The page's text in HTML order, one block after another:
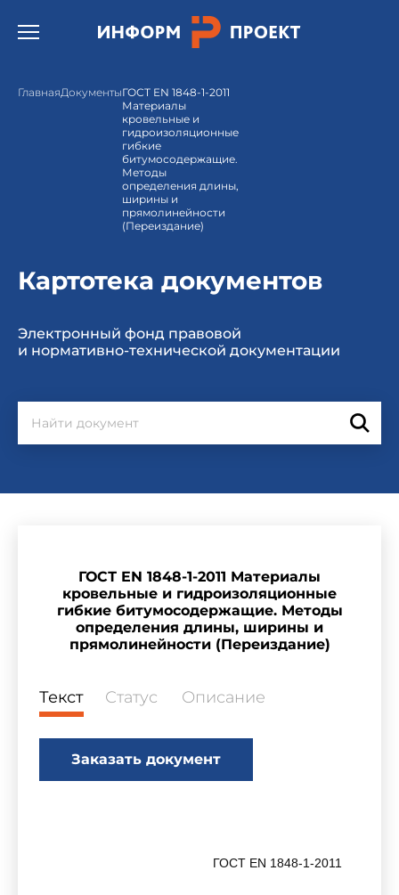
Открыть бургер меню.
ГлавнаяДокументыГОСТ EN 1848-1-2011
Материалы
кровельные и
гидроизоляционные
гибкие
битумосодержащие.
Методы
определения длины,
ширины и
прямолинейности
(Переиздание)
Картотека документов
Электронный фонд правовой
и нормативно-технической документации
ГОСТ EN 1848-1-2011 Материалы
кровельные и гидроизоляционные
гибкие битумосодержащие. Методы
определения длины, ширины и
прямолинейности (Переиздание)
Текст Статус Описание
Заказать документ
ГОСТ EN 1848-1-2011